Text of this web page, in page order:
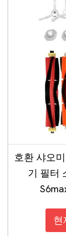
호환 샤오
기 필터
현